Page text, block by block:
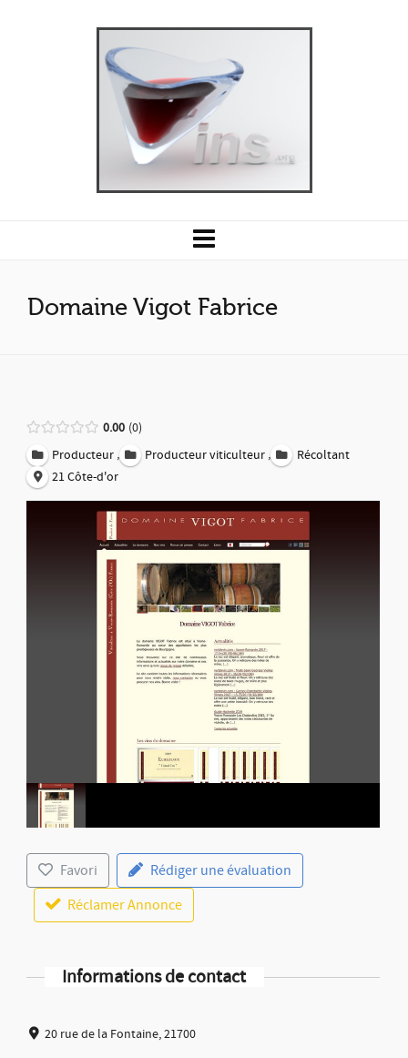
Domaine Vigot Fabrice
0.00 0
Producteur , Producteur viticulteur ,
Récoltant
21 Côte-d'or
Favori
Rédiger une évaluation
Réclamer Annonce
Informations de contact
20 rue de la Fontaine, 21700